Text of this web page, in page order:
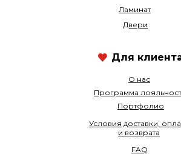
О нас
Ламинат
Программа
Двери
Портфолио
Условия доставки,
и возврата
FAQ
Для